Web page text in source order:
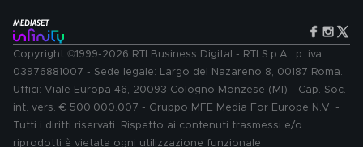
Copyright ©1999-2026 RTI Business Digital - RTI S.p.A.: p. iva
03976881007 - Sede legale: Largo del Nazareno 8, 00187 Roma.
Uffici: Viale Europa 46, 20093 Cologno Monzese (MI) - Cap. Soc.
int. vers. € 500.000.007 - Gruppo MFE Media For Europe N.V. -
Tutti i diritti riservati. Rispetto ai contenuti trasmessi e/o
riprodotti è vietata ogni utilizzazione funzionale